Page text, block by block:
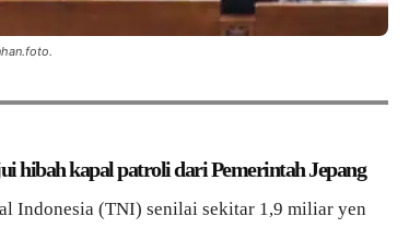
hibah kapal patroli dari Pemerintah Jepang
Indonesia (TNI) senilai sekitar 1,9 miliar yen